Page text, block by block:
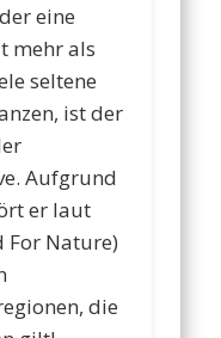
eine
mehr als
seltene
ist der
Aufgrund
er laut
For Nature)
die